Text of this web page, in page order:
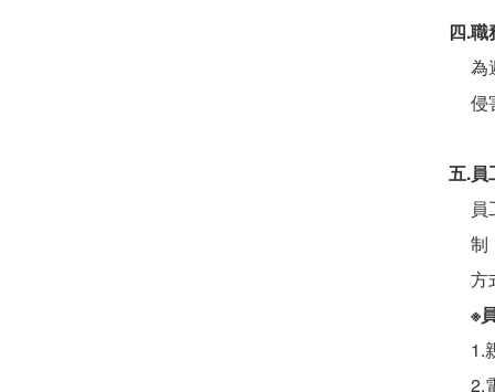
四.
為
侵
五.員
制
方
※
1.
2.